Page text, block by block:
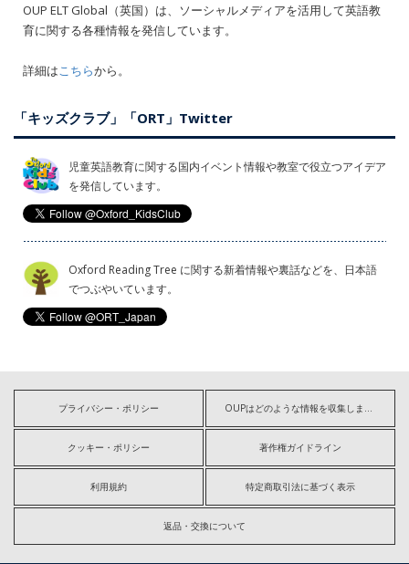
OUP ELT Global（英国）は、ソーシャルメディアを活用して英語教
育に関する各種情報を発信しています。
詳細はこちらから。
「キッズクラブ」「ORT」Twitter
児童英語教育に関する国内イベント情報や教室で役立つアイデア
を発信しています。
Oxford Reading Tree に関する新着情報や裏話などを、日本語
でつぶやいています。
プライバシー・ポリシー
クッキー・ポリシー 著作権ガイドライン
利用規約 特定商取引法に基づく表示
返品・交換について